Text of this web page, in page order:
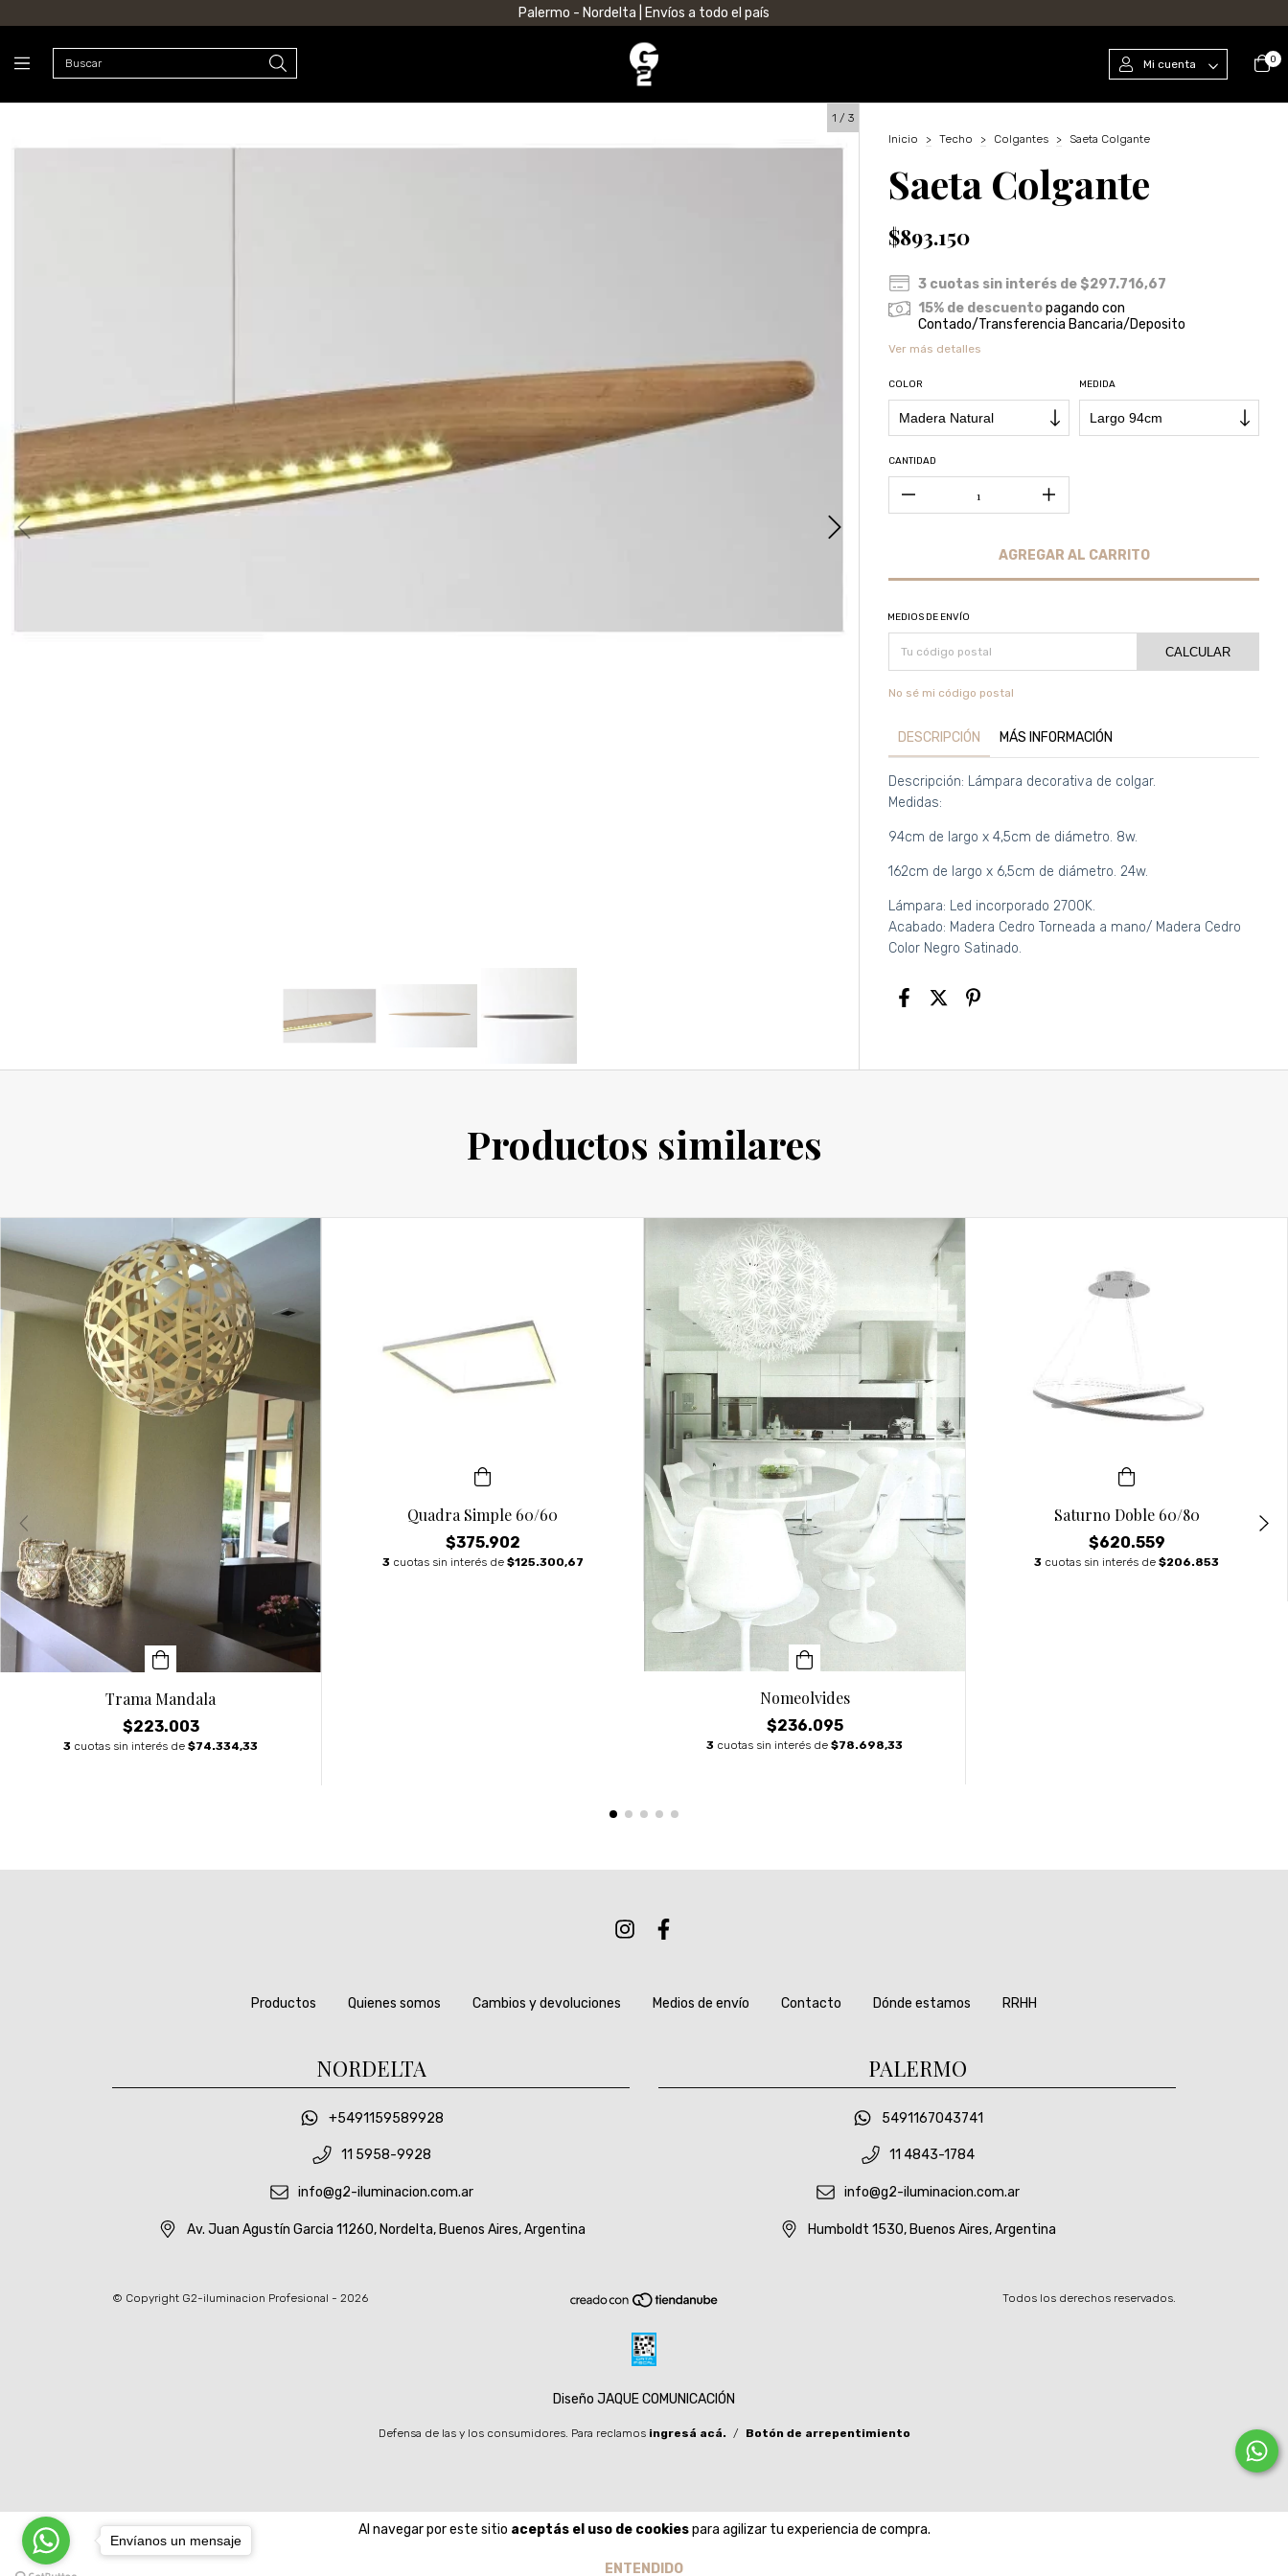
Palermo - Nordelta | Envíos a todo el país
Mi cuenta 0
Al navegar por este sitio aceptás el uso de cookiespara agilizar tu experiencia de compra.
ENTENDIDO
1 / 3
Inicio
> Techo > Colgantes > Saeta Colgante
Saeta Colgante
$893.150
3 cuotas sin interés de $297.716,67
15% de descuentopagando con
Contado/Transferencia Bancaria/Deposito
Ver más detalles
COLOR MEDIDA
CANTIDAD
MEDIOS DE ENVÍO
CALCULAR
No sé mi código postal
DESCRIPCIÓN MÁS INFORMACIÓN
​​​​​​​​​​​​​​​​​​​​​Descripción: Lámpara decorativa de colgar.
Medidas:
94cm de largo x 4,5cm de diámetro. 8w.
162cm de largo x 6,5cm de diámetro. 24w.
Lámpara: Led incorporado 2700K.
Acabado: Madera Cedro Torneada a mano/ Madera Cedro
Color Negro Satinado.
Productos similares
Trama Mandala
$223.003
3 cuotas sin interés de $74.334,33
Quadra Simple 60/60
$375.902
3 cuotas sin interés de $125.300,67
Nomeolvides
$236.095
3 cuotas sin interés de $78.698,33
Saturno Doble 60/80
$620.559
3 cuotas sin interés de $206.853
Productos Quienes somos Cambios y devoluciones Medios de envío Contacto Dónde estamos RRHH
NORDELTA
+5491159589928
11 5958-9928
info@g2-iluminacion.com.ar
Av. Juan Agustín Garcia 11260, Nordelta, Buenos Aires, Argentina
PALERMO
5491167043741
11 4843-1784
info@g2-iluminacion.com.ar
Humboldt 1530, Buenos Aires, Argentina
© Copyright G2-iluminacion Profesional - 2026 Todos los derechos reservados.
Diseño JAQUE COMUNICACIÓN
Defensa de las y los consumidores. Para reclamos ingresá acá. / Botón de arrepentimiento
Envíanos un mensaje